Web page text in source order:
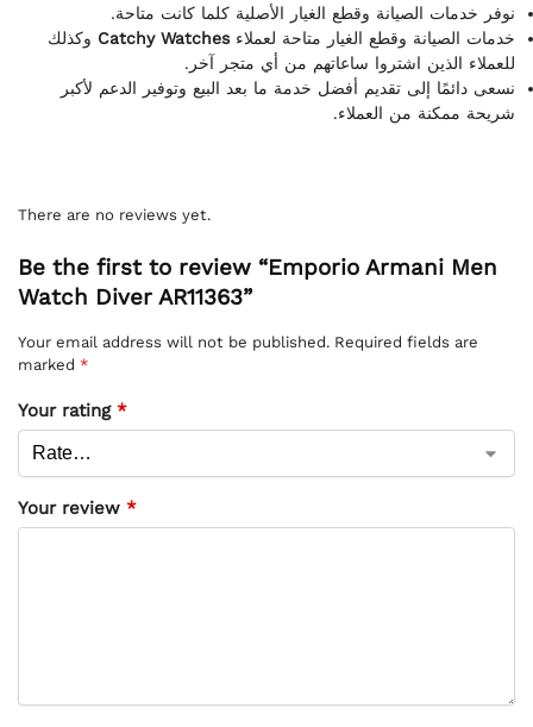
نوفر خدمات الصيانة وقطع الغيار الأصلية كلما كانت متاحة.
خدمات الصيانة وقطع الغيار متاحة لعملاءCatchy Watches وكذلك
للعملاء الذين اشتروا ساعاتهم من أي متجر آخر.
نسعى دائمًا إلى تقديم أفضل خدمة ما بعد البيع وتوفير الدعم لأكبر
شريحة ممكنة من العملاء.
There are no reviews yet.
Be the first to review “Emporio Armani Men
Watch Diver AR11363”
Your email address will not be published. Required fields are
marked *
Your rating *
Your review *